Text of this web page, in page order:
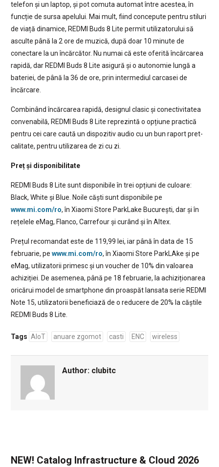
telefon și un laptop, și pot comuta automat între acestea, în
funcție de sursa apelului. Mai mult, fiind concepute pentru stiluri
de viață dinamice, REDMI Buds 8 Lite permit utilizatorului să
asculte până la 2 ore de muzică, după doar 10 minute de
conectare la un încărcător. Nu numai că este oferită încărcarea
rapidă, dar REDMI Buds 8 Lite asigură și o autonomie lungă a
bateriei, de până la 36 de ore, prin intermediul carcasei de
încărcare.
Combinând încărcarea rapidă, designul clasic și conectivitatea
convenabilă, REDMI Buds 8 Lite reprezintă o opțiune practică
pentru cei care caută un dispozitiv audio cu un bun raport pret-
calitate, pentru utilizarea de zi cu zi.
Preț și disponibilitate
REDMI Buds 8 Lite sunt disponibile în trei opțiuni de culoare:
Black, White și Blue. Noile căști sunt disponibile pe
www.mi.com/ro, în Xiaomi Store ParkLake București, dar și în
rețelele eMag, Flanco, Carrefour și curând și în Altex.
Prețul recomandat este de 119,99 lei, iar până în data de 15
februarie, pe www.mi.com/ro, în Xiaomi Store ParkLAke și pe
eMag, utilizatorii primesc și un voucher de 10% din valoarea
achiziției. De asemenea, până pe 18 februarie, la achiziționarea
oricărui model de smartphone din proaspăt lansata serie REDMI
Note 15, utilizatorii beneficiază de o reducere de 20% la căștile
REDMI Buds 8 Lite.
Tags AIoT anuare zgomot casti ENC wireless
Author: clubitc
NEW! Catalog Infrastructure & Cloud 2026